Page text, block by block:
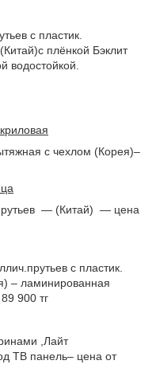
c пластик.
плёнкой Бэклит
водостойкой.
9 900 тг
с чехлом (Корея)–
― (Китай) ― цена
c пластик.
– ламинированная
900 тг
,Лайт
ТВ панель– цена от